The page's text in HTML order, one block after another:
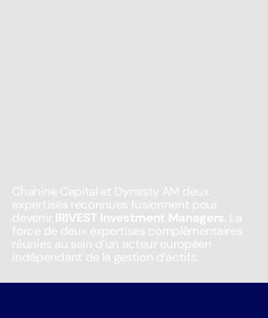
Chahine Capital et Dynasty AM deux
expertises reconnues fusionnent pour
devenir IRIVEST Investment Managers. La
force de deux expertises complémentaires
réunies au sein d’un acteur européen
indépendant de la gestion d’actifs.